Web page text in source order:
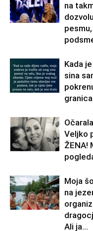
na
Kada
sina
Veljko
ŽENA!
Moja
na
Ali ja...